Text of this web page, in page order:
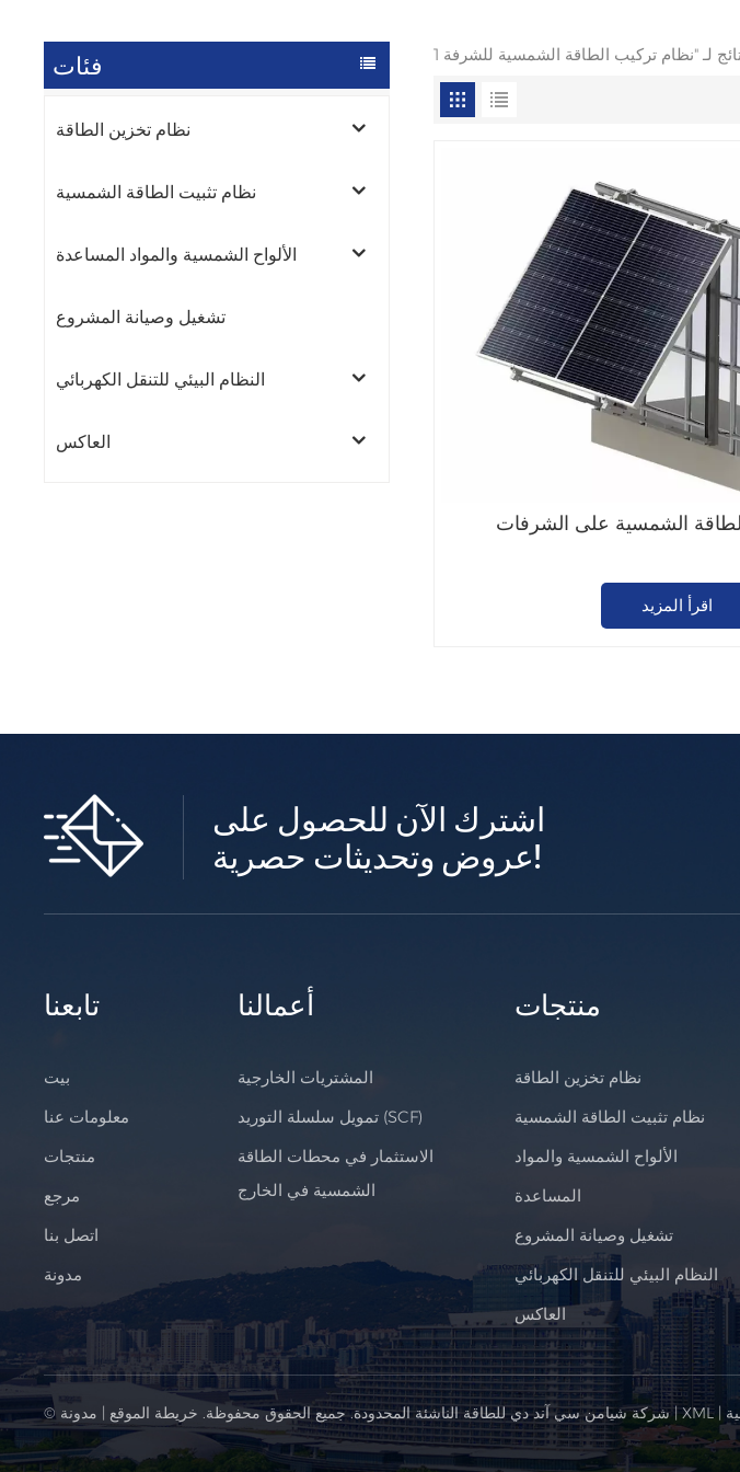
فئات
نظام تخزين الطاقة
نظام تثبيت الطاقة الشمسية
الألواح الشمسية والمواد المساعدة
تشغيل وصيانة المشروع
النظام البيئي للتنقل الكهربائي
العاكس
الشمسية على الشرفات
اقرأ المزيد
اشترك الآن للحصول على
عروض وتحديثات حصرية!
تابعنا
بيت
معلومات عنا
منتجات
مرجع
اتصل بنا
مدونة
أعمالنا
المشتريات الخارجية
تمويل سلسلة التوريد (SCF)
الاستثمار في محطات الطاقة
الشمسية في الخارج
منتجات
نظام تخزين الطاقة
نظام تثبيت الطاقة الشمسية
الألواح الشمسية والمواد
المساعدة
تشغيل وصيانة المشروع
النظام البيئي للتنقل الكهربائي
العاكس
© شركة شيامن سي آند دي للطاقة الناشئة المحدودة. جميع الحقوق محفوظة. خريطة الموقع مدونة |XML|